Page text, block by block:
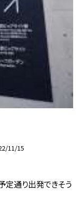
11/15
定通り出発できそう